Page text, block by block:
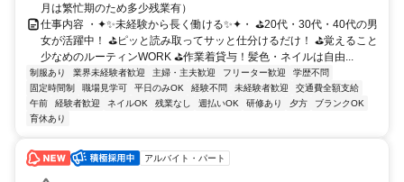
月は繁忙期のため多少残業有）
仕事内容 ・✦✨未経験から長く働ける✨✦・ ⛳20代・30代・40代の男
女が活躍中！ ⛳ピッと読み取ってサッと仕分けるだけ！ ⛳覚えること
少なめのルーティンWORK ⛳作業着貸与！髪色・ネイルは自由...
制服あり 業界未経験者歓迎 主婦・主夫歓迎 フリーター歓迎
学歴不問
固定時間制
職場見学可 平日のみOK 経験不問 未経験者歓迎
交通費全額支給
午前
経験者歓迎 ネイルOK 残業なし 週払いOK 研修あり 夕方
ブランクOK
育休あり
アルバイト・パート